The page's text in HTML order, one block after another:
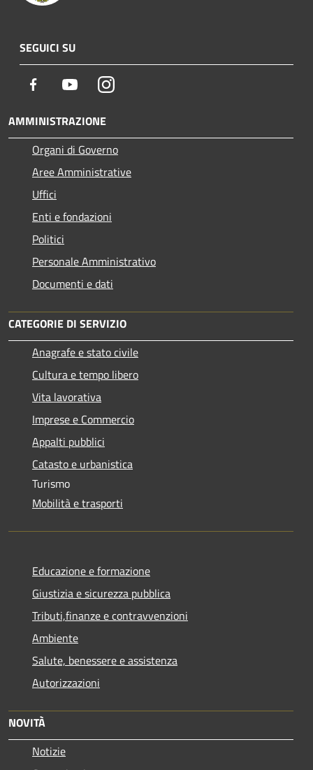
SEGUICI SU
Facebook YoutubeInstagram
AMMINISTRAZIONE
Organi di Governo
Aree Amministrative
Uffici
Enti e fondazioni
Politici
Personale Amministrativo
Documenti e dati
CATEGORIE DI SERVIZIO
Anagrafe e stato civile
Cultura e tempo libero
Vita lavorativa
Imprese e Commercio
Appalti pubblici
Catasto e urbanistica
Turismo
Mobilità e trasporti
Educazione e formazione
Giustizia e sicurezza pubblica
Tributi,finanze e contravvenzioni
Ambiente
Salute, benessere e assistenza
Autorizzazioni
NOVITÀ
Notizie